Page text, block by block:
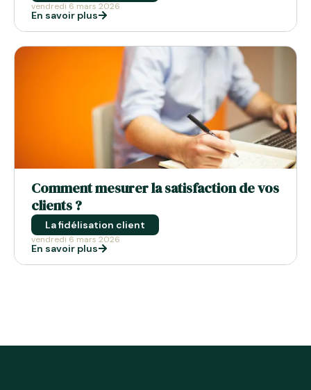
vendredi 6 mars 2026
En savoir plus
Comment mesurer la satisfaction de vos
clients ?
La fidélisation client
vendredi 6 mars 2026
En savoir plus